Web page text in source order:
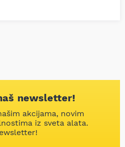
newsletter!
akcijama, novim
iz sveta alata.